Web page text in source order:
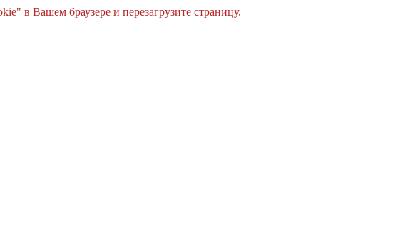
в Вашем браузере и перезагрузите страницу.